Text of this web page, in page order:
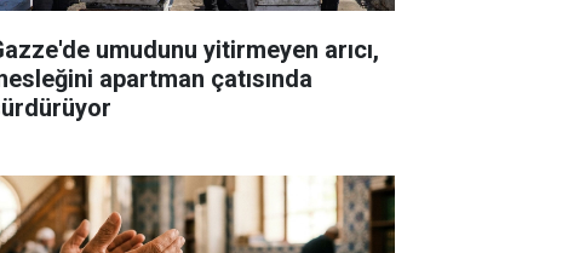
umudunu yitirmeyen arıcı,
apartman çatısında